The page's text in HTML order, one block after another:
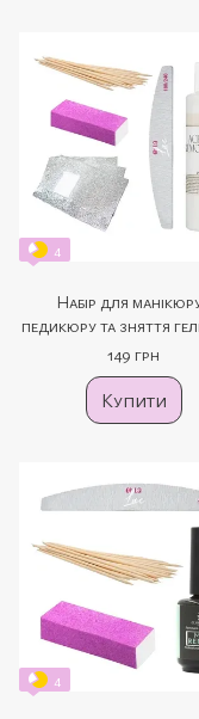
Набори
4
Набір для
педикюру та зняття
№1 (5 продуктів)
149 грн
Купити
4